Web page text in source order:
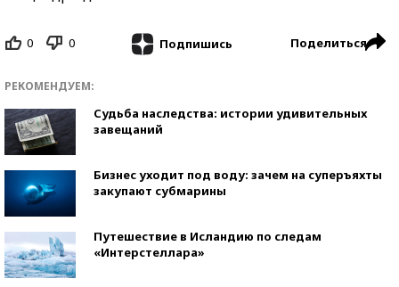
0 0 Подпишись Поделиться
РЕКОМЕНДУЕМ:
Судьба наследства: истории удивительных
завещаний
Бизнес уходит под воду: зачем на суперъяхты
закупают субмарины
Путешествие в Исландию по следам
«Интерстеллара»